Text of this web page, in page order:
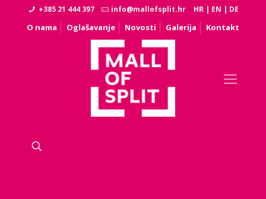
+385 21 444 397 info@mallofsplit.hr HR | EN | DE
O nama Oglašavanje Novosti Galerija Kontakt